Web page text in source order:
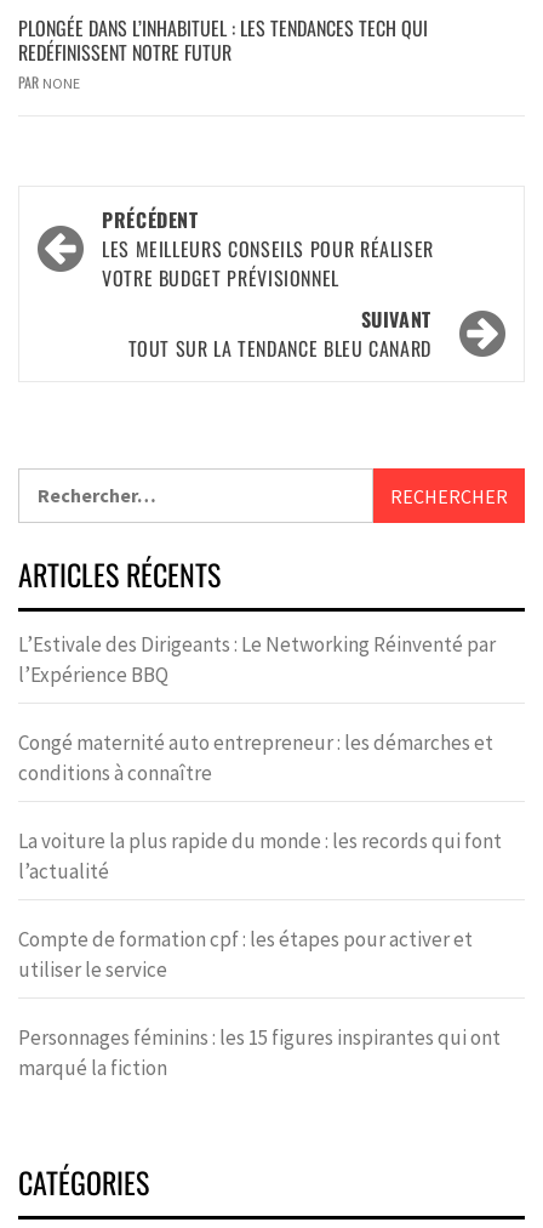
PLONGÉE DANS L’INHABITUEL : LES TENDANCES TECH QUI
REDÉFINISSENT NOTRE FUTUR
PAR NONE
PRÉCÉDENT
LES MEILLEURS CONSEILS POUR RÉALISER
VOTRE BUDGET PRÉVISIONNEL
SUIVANT
TOUT SUR LA TENDANCE BLEU CANARD
ARTICLES RÉCENTS
L’Estivale des Dirigeants : Le Networking Réinventé par
l’Expérience BBQ
Congé maternité auto entrepreneur : les démarches et
conditions à connaître
La voiture la plus rapide du monde : les records qui font
l’actualité
Compte de formation cpf : les étapes pour activer et
utiliser le service
Personnages féminins : les 15 figures inspirantes qui ont
marqué la fiction
CATÉGORIES